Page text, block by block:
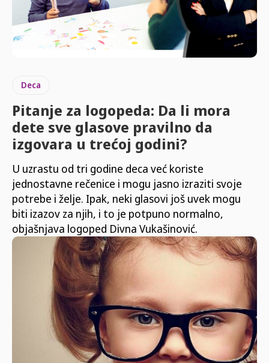
Deca
Pitanje za logopeda: Da li mora
dete sve glasove pravilno da
izgovara u trećoj godini?
U uzrastu od tri godine deca već koriste
jednostavne rečenice i mogu jasno izraziti svoje
potrebe i želje. Ipak, neki glasovi još uvek mogu
biti izazov za njih, i to je potpuno normalno,
objašnjava logoped Divna Vukašinović.